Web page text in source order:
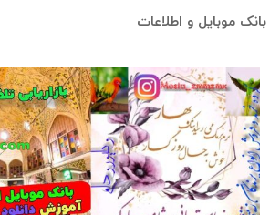
بانک موبایل و اطلاعات